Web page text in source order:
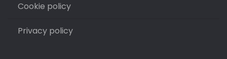
Cookie policy
Privacy policy